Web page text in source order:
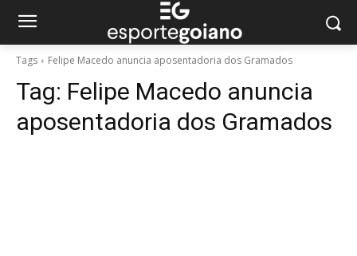
Tags Felipe Macedo anuncia aposentadoria dos Gramados
Tag: Felipe Macedo anuncia
aposentadoria dos Gramados